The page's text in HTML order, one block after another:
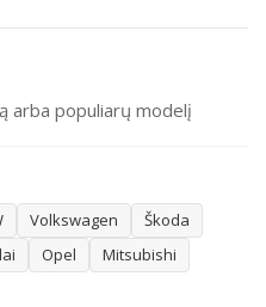
automobilio pirkimo?
asmens dažniausiai
su garantija,
išlieka pardavėjui,
Būtent dėl to
o realia finansine
arba populiarų modelį
Volkswagen
Škoda
Opel
Mitsubishi